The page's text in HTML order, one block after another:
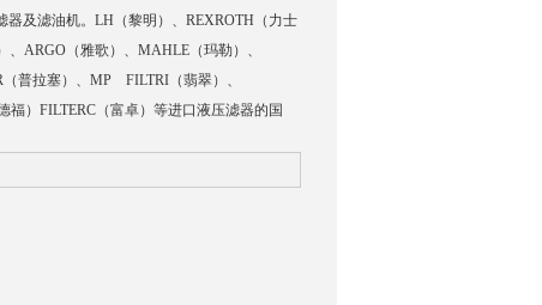
及滤油机。LH（黎明）、REXROTH（力士
ARGO（雅歌）、MAHLE（玛勒）、
普拉塞）、MP FILTRI（翡翠）、
）FILTERC（富卓）等进口液压滤器的国